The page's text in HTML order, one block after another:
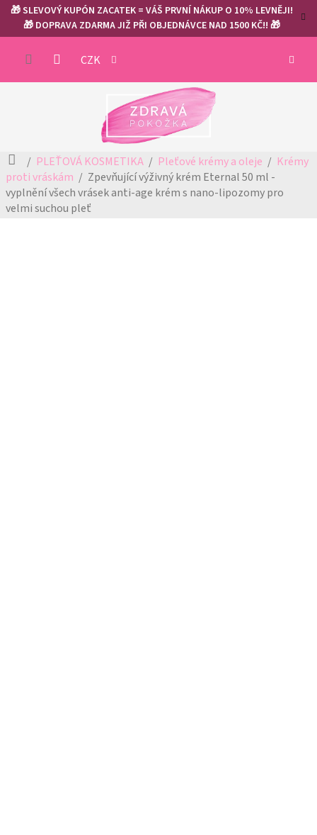
Přejít
obsah
🎁 SLEVOVÝ KUPÓN ZACATEK = VÁŠ PRVNÍ NÁKUP O 10% LEVNĚJI!
🎁 DOPRAVA ZDARMA JIŽ PŘI OBJEDNÁVCE NAD 1500 KČ!! 🎁
CZK
Domů
PLEŤOVÁ KOSMETIKA Pleťové krémy a oleje
Krémy
proti vráskám
Zpevňující výživný krém Eternal 50 ml -
vyplnění všech vrásekanti-age krém s nano-lipozomy pro
velmi suchou pleť